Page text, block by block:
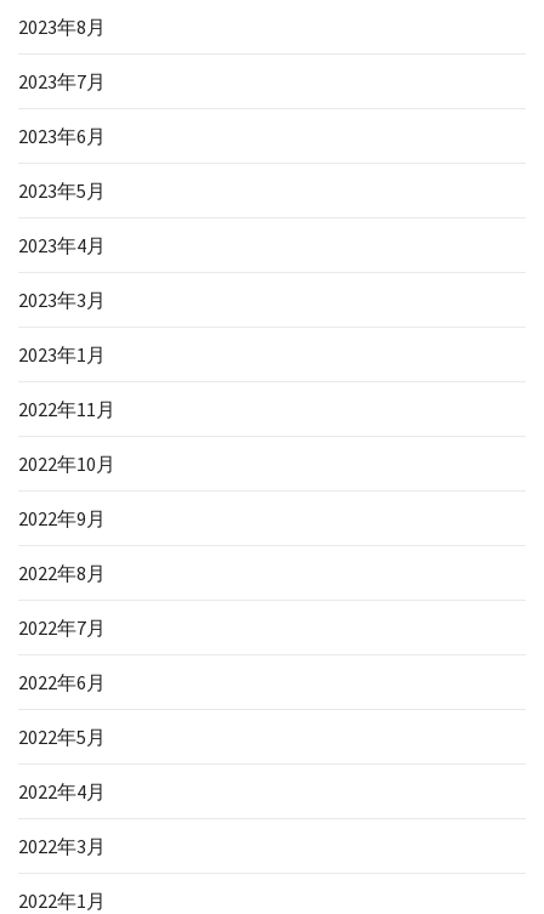
2023年8月
2023年7月
2023年6月
2023年5月
2023年4月
2023年3月
2023年1月
2022年11月
2022年10月
2022年9月
2022年8月
2022年7月
2022年6月
2022年5月
2022年4月
2022年3月
2022年1月